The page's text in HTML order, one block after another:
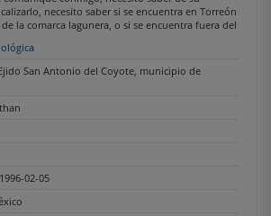
necesito saber si se encuentra en Torreón
la comarca lagunera, o si se encuentra fuera del
San Antonio del Coyote, municipio de
1996-02-05